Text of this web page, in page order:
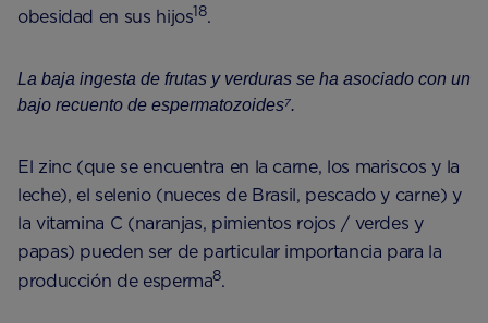
obesidad en sus hijos18.
La baja ingesta de frutas y verduras se ha asociado con un
bajo recuento de espermatozoides⁷.
El zinc (que se encuentra en la carne, los mariscos y la
leche), el selenio (nueces de Brasil, pescado y carne) y
la vitamina C (naranjas, pimientos rojos / verdes y
papas) pueden ser de particular importancia para la
producción de esperma8.